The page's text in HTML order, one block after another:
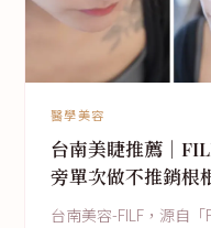
醫學美容
台南美睫推薦｜
旁單次做不推銷根
台南美容-FILF，源自